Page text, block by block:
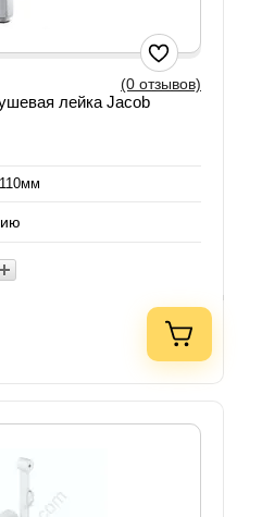
(0 отзывов)
лейка Jacob